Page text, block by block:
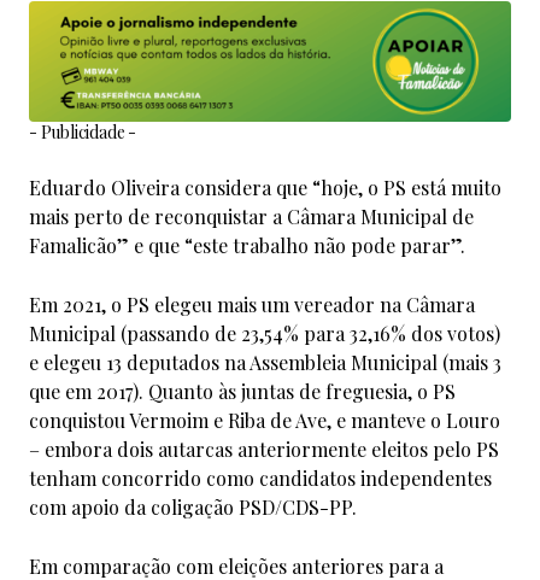
- Publicidade -
Eduardo Oliveira considera que “hoje, o PS está muito
mais perto de reconquistar a Câmara Municipal de
Famalicão” e que “este trabalho não pode parar”.
Em 2021, o PS elegeu mais um vereador na Câmara
Municipal (passando de 23,54% para 32,16% dos votos)
e elegeu 13 deputados na Assembleia Municipal (mais 3
que em 2017). Quanto às juntas de freguesia, o PS
conquistou Vermoim e Riba de Ave, e manteve o Louro
– embora dois autarcas anteriormente eleitos pelo PS
tenham concorrido como candidatos independentes
com apoio da coligação PSD/CDS-PP.
Em comparação com eleições anteriores para a